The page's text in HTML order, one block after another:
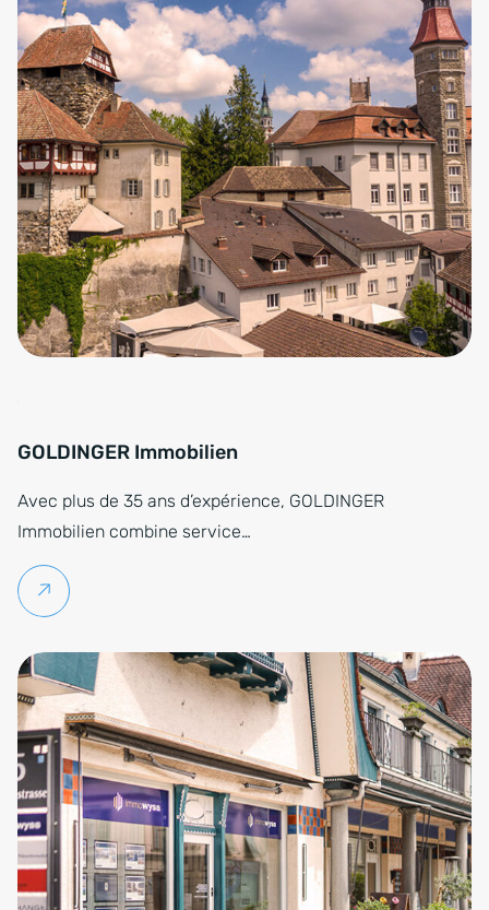
GOLDINGER Immobilien
Avec plus de 35 ans d’expérience, GOLDINGER
Immobilien combine service…
Lire la suite